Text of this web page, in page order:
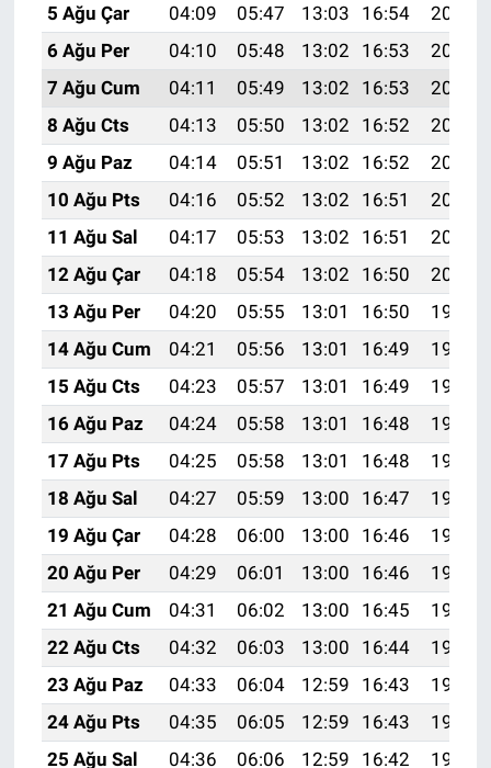
5 Ağu Çar
04:09 05:47 13:03 16:54
20:08
6 Ağu Per
04:10 05:48 13:02 16:53
20:07
7 Ağu Cum
04:11 05:49 13:02 16:53
20:06
8 Ağu Cts
04:13 05:50 13:02 16:52
20:04
9 Ağu Paz
04:14 05:51 13:02 16:52
20:03
10 Ağu Pts
04:16 05:52 13:02 16:51
20:02
11 Ağu Sal
04:17 05:53 13:02 16:51
20:01
12 Ağu Çar
04:18 05:54 13:02 16:50
20:00
13 Ağu Per
04:20 05:55 13:01 16:50
19:58
14 Ağu Cum
04:21 05:56 13:01 16:49
19:57
15 Ağu Cts
04:23 05:57 13:01 16:49
19:56
16 Ağu Paz
04:24 05:58 13:01 16:48
19:54
17 Ağu Pts
04:25 05:58 13:01 16:48
19:53
18 Ağu Sal
04:27 05:59 13:00 16:47
19:52
19 Ağu Çar
04:28 06:00 13:00 16:46
19:50
20 Ağu Per
04:29 06:01 13:00 16:46
19:49
21 Ağu Cum
04:31 06:02 13:00 16:45
19:47
22 Ağu Cts
04:32 06:03 13:00 16:44
19:46
23 Ağu Paz
04:33 06:04 12:59 16:43
19:45
24 Ağu Pts
04:35 06:05 12:59 16:43
19:43
25 Ağu Sal
04:36 06:06 12:59 16:42 19:42